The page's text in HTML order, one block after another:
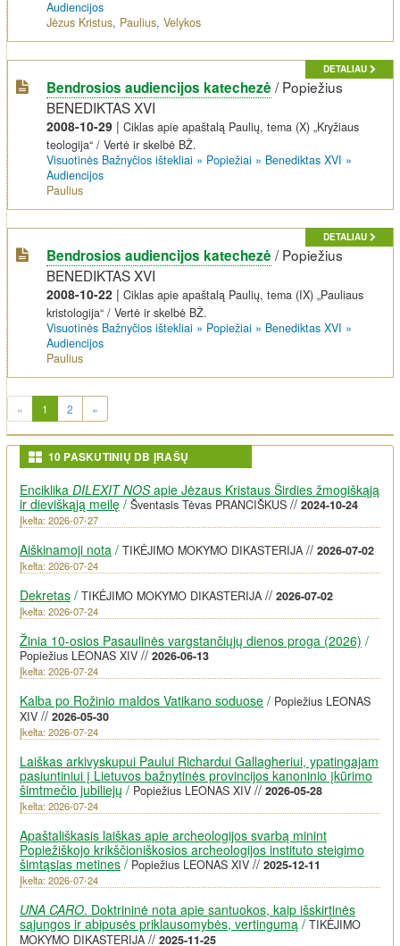
Audiencijos
Jėzus Kristus, Paulius,Velykos
DETALIAU
Bendrosios audiencijos katechezė /Popiežius
BENEDIKTAS XVI
2008-10-29 |Ciklas apie apaštalą Paulių, tema (X) „Kryžiaus
teologija“ / Vertė ir skelbė BŽ.
Visuotinės Bažnyčios ištekliai » Popiežiai » Benediktas XVI »
Audiencijos
Paulius
DETALIAU
Bendrosios audiencijos katechezė /Popiežius
BENEDIKTAS XVI
2008-10-22 |Ciklas apie apaštalą Paulių, tema (IX) „Pauliaus
kristologija“ / Vertė ir skelbė BŽ.
Visuotinės Bažnyčios ištekliai » Popiežiai » Benediktas XVI »
Audiencijos
Paulius
« 1 (current)
2 »
10 PASKUTINIŲ DB ĮRAŠŲ
Enciklika DILEXIT NOSapie Jėzaus Kristaus Širdies žmogiškąją
ir dieviškąją meilę / Šventasis Tėvas PRANCIŠKUS // 2024-10-24
Įkelta: 2026-07-27
Aiškinamoji nota / TIKĖJIMO MOKYMO DIKASTERIJA // 2026-07-02
Įkelta: 2026-07-24
Dekretas / TIKĖJIMO MOKYMO DIKASTERIJA // 2026-07-02
Įkelta: 2026-07-24
Žinia 10-osios Pasaulinės vargstančiųjų dienos proga (2026) /
Popiežius LEONAS XIV // 2026-06-13
Įkelta: 2026-07-24
Kalba po Rožinio maldos Vatikano soduose / Popiežius LEONAS
XIV // 2026-05-30
Įkelta: 2026-07-24
Laiškas arkivyskupui Paului Richardui Gallagheriui, ypatingajam
pasiuntiniui į Lietuvos bažnytinės provincijos kanoninio įkūrimo
šimtmečio jubiliejų / Popiežius LEONAS XIV // 2026-05-28
Įkelta: 2026-07-24
Apaštališkasis laiškas apie archeologijos svarbą minint
Popiežiškojo krikščioniškosios archeologijos instituto steigimo
šimtąsias metines / Popiežius LEONAS XIV // 2025-12-11
Įkelta: 2026-07-24
UNA CARO. Doktrininė nota apie santuokos, kaip išskirtinės
sąjungos ir abipusės priklausomybės, vertingumą / TIKĖJIMO
MOKYMO DIKASTERIJA // 2025-11-25